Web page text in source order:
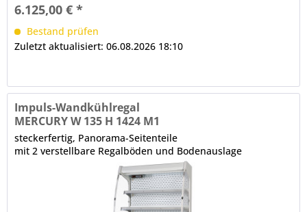
Steuerung Digitalanzeige, Temperaturregelung...
6.125,00 € *
Bestand prüfen
Zuletzt aktualisiert: 06.08.2026 18:10
Impuls-Wandkühlregal
MERCURY W 135 H 1424 M1
steckerfertig, Panorama-Seitenteile
mit 2 verstellbare Regalböden und Bodenauslage